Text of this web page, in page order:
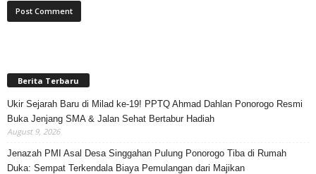
Berita Terbaru
Ukir Sejarah Baru di Milad ke-19! PPTQ Ahmad Dahlan Ponorogo Resmi
Buka Jenjang SMA & Jalan Sehat Bertabur Hadiah
August 9, 2026
Jenazah PMI Asal Desa Singgahan Pulung Ponorogo Tiba di Rumah
Duka: Sempat Terkendala Biaya Pemulangan dari Majikan